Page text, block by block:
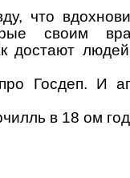
что
своим
достают
Госдеп. И
в 18 ом